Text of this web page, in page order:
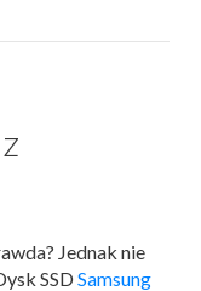
Jednak nie
SSDSamsung